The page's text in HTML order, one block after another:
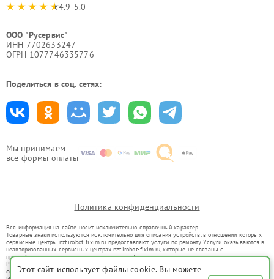
Мы принимаем
все формы оплаты
4.9-5.0
ООО "Русервис"
ИНН 7702633247
ОГРН 1077746335776
Поделиться в соц. сетях:
Политика конфиденциальности
Вся информация на сайте носит исключительно справочный характер.
Товарные знаки используются исключительно для описания устройств, в отношении которых
сервисные центры nzt.irobot-fixim.ru предоставляют услуги по ремонту. Услуги оказываются в
неавторизованных сервисных центрах nzt.irobot-fixim.ru, которые не связаны с
правообладателями товарных знаков или их официальными представителями.
Ремонт осуществляется для устройств, уже введенных в гражданский оборот в соответствии
со статьей 1487 ГК РФ.
Этот сайт использует файлы cookie. Вы можете